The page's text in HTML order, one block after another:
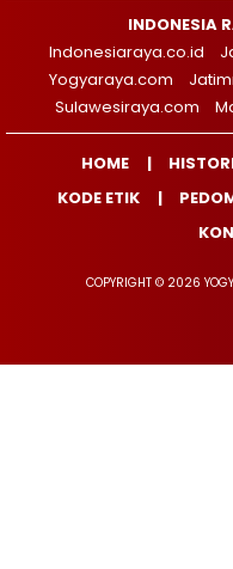
INDONESIA
Indonesiaraya.co.id
Yogyaraya.com
Sulawesiraya.com
HOME
KODE ETIK
COPYRIGHT © 2026